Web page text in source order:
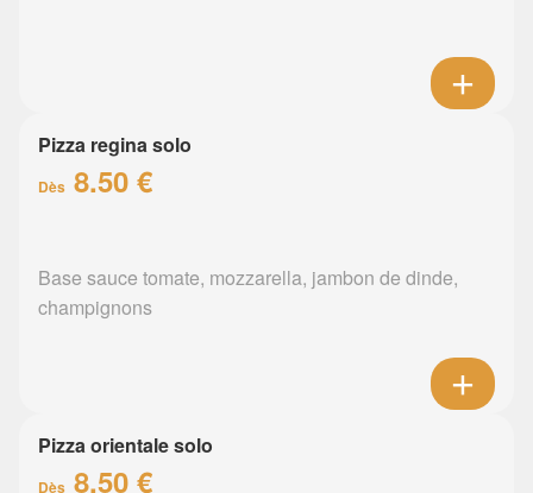
Pizza regina solo
Dès 8.50 €
Base sauce tomate, mozzarella, jambon de dinde,
champignons
Pizza orientale solo
Dès 8.50 €